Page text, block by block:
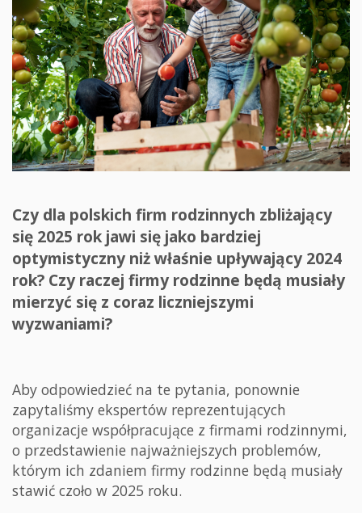
Czy dla polskich firm rodzinnych zbliżający
się 2025 rok jawi się jako bardziej
optymistyczny niż właśnie upływający 2024
rok? Czy raczej firmy rodzinne będą musiały
mierzyć się z coraz liczniejszymi
wyzwaniami?
Aby odpowiedzieć na te pytania, ponownie
zapytaliśmy ekspertów reprezentujących
organizacje współpracujące z firmami rodzinnymi,
o przedstawienie najważniejszych problemów,
którym ich zdaniem firmy rodzinne będą musiały
stawić czoło w 2025 roku.